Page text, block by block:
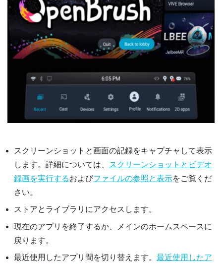
スクリーンショットと画面の記録をキャプチャして表示
します。詳細については、
スクリーンショットとビデオ
録画を実行するおよびファイルの参照と表示をご覧くだ
さい。
ストアとライブラリにアクセスします。
現在のアプリを終了するか、メインのホームスペースに
戻ります。
最近使用したアプリ間を切り替えます。 最近使用したア